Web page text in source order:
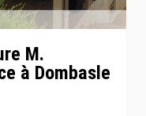
M.
à Dombasle